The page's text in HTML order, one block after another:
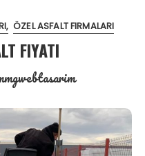
ÖZEL ASFALT FIRMALARI
FIYATI